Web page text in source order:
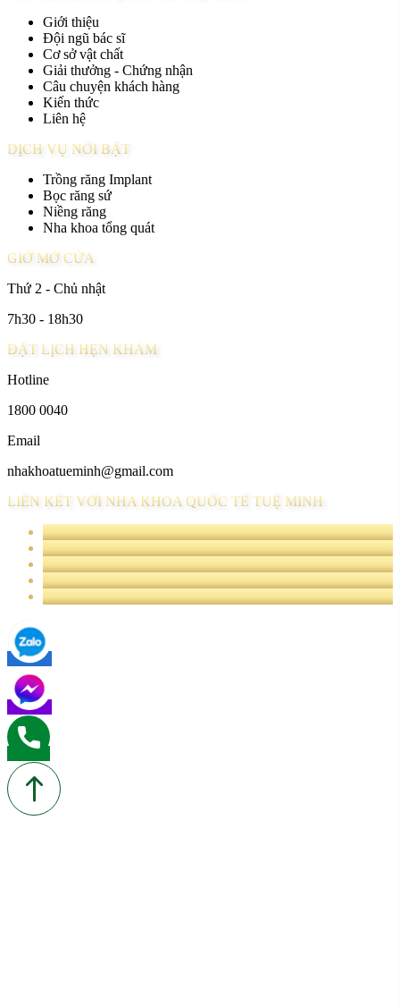
Giới thiệu
Đội ngũ bác sĩ
Cơ sở vật chất
Giải thưởng - Chứng nhận
Câu chuyện khách hàng
Kiến thức
Liên hệ
DỊCH VỤ NỔI BẬT
Trồng răng Implant
Bọc răng sứ
Niềng răng
Nha khoa tổng quát
GIỜ MỞ CỬA
Thứ 2 - Chủ nhật
7h30 - 18h30
ĐẶT LỊCH HẸN KHÁM
Hotline
1800 0040
Email
nhakhoatueminh@gmail.com
LIÊN KẾT VỚI NHA KHOA QUỐC TẾ TUỆ MINH